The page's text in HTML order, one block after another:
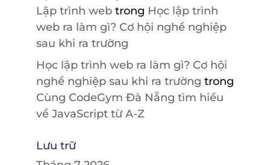
Lập trình webtrong Học lập trình
web ra làm gì? Cơ hội nghề nghiệp
sau khi ra trường
Học lập trình web ra làm gì? Cơ hội
nghề nghiệp sau khi ra trường trong
Cùng CodeGym Đà Nẵng tìm hiểu
về JavaScript từ A-Z
Lưu trữ